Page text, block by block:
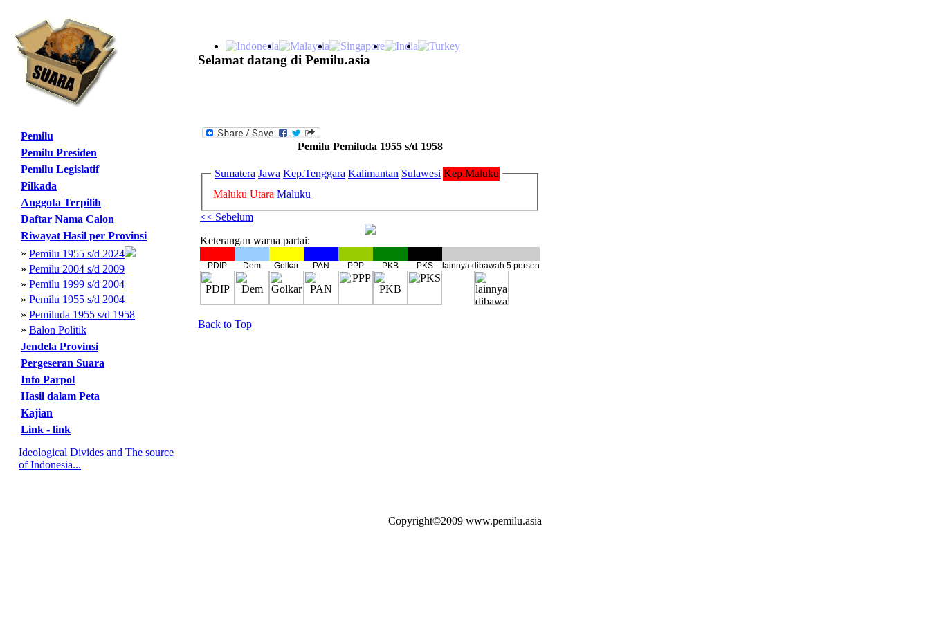
Selamat datang di Pemilu.asia
Pemilu
Pemilu Presiden
Pemilu Legislatif
Pilkada
Anggota Terpilih
Daftar Nama Calon
Riwayat Hasil per Provinsi
» Pemilu 1955 s/d 2024
» Pemilu 2004 s/d 2009
» Pemilu 1999 s/d 2004
» Pemilu 1955 s/d 2004
» Pemiluda 1955 s/d 1958
» Balon Politik
Jendela Provinsi
Pergeseran Suara
Info Parpol
Hasil dalam Peta
Kajian
Link - link
Ideological Divides and The source
of Indonesia...
Pemilu Pemiluda 1955 s/d 1958
Sumatera Jawa Kep.Tenggara Kalimantan Sulawesi Kep.Maluku
Maluku Utara Maluku
<< Sebelum
Keterangan warna partai:
PDIP Dem Golkar PAN PPP PKB PKS lainnya dibawah 5 persen
Back to Top
Copyright©2009 www.pemilu.asia